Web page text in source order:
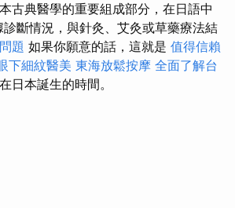
古典醫學的重要組成部分，在日語中
診斷情況，與針灸、艾灸或草藥療法結
題 如果你願意的話，這就是 值得信賴
下細紋醫美 東海放鬆按摩 全面了解台
日本誕生的時間。